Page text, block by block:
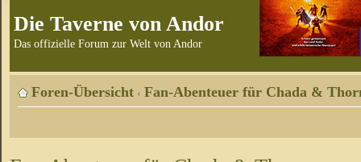
Die Taverne von Andor
Das offizielle Forum zur Welt von Andor
Foren-Übersicht ‹ Fan-Abenteuer für Chada &